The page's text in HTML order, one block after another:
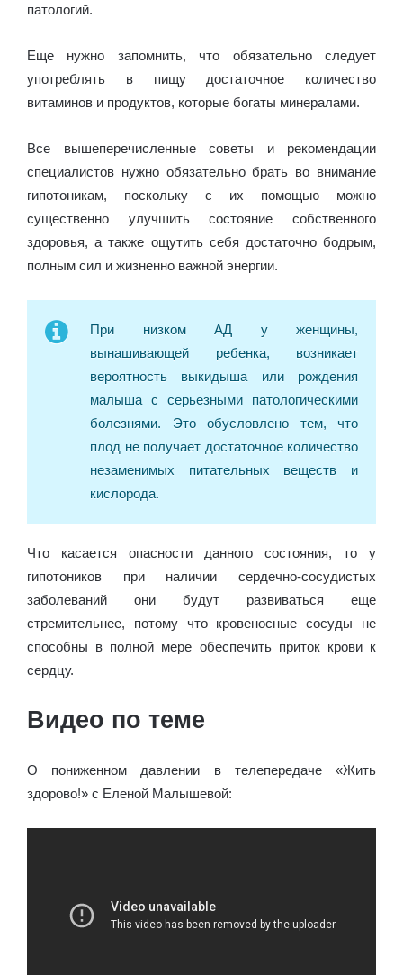
патологий.
Еще нужно запомнить, что обязательно следует
употреблять в пищу достаточное количество
витаминов и продуктов, которые богаты минералами.
Все вышеперечисленные советы и рекомендации
специалистов нужно обязательно брать во внимание
гипотоникам, поскольку с их помощью можно
существенно улучшить состояние собственного
здоровья, а также ощутить себя достаточно бодрым,
полным сил и жизненно важной энергии.
При низком АД у женщины,
вынашивающей ребенка, возникает
вероятность выкидыша или рождения
малыша с серьезными патологическими
болезнями. Это обусловлено тем, что
плод не получает достаточное количество
незаменимых питательных веществ и
кислорода.
Что касается опасности данного состояния, то у
гипотоников при наличии сердечно-сосудистых
заболеваний они будут развиваться еще
стремительнее, потому что кровеносные сосуды не
способны в полной мере обеспечить приток крови к
сердцу.
Видео по теме
О пониженном давлении в телепередаче «Жить
здорово!» с Еленой Малышевой: